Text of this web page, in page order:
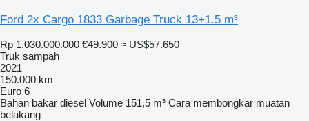
Ford 2x Cargo 1833 Garbage Truck 13+1.5 m³
Rp 1.030.000.000 €49.900 ≈ US$57.650
Truk sampah
2021
150.000 km
Euro 6
Bahan bakar diesel Volume 151,5 m³ Cara membongkar muatan
belakang